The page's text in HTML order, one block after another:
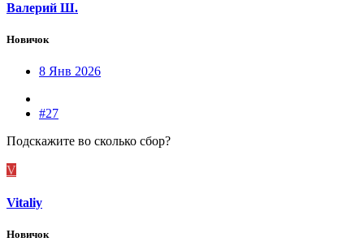
Валерий Ш.
Новичок
8 Янв 2026
#27
Подскажите во сколько сбор?
V
Vitaliy
Новичок